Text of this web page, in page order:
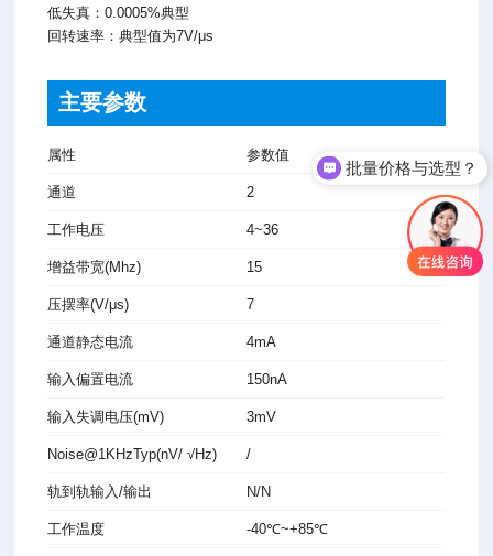
低失真：0.0005%典型
回转速率：典型值为7V/μs
主要参数
属性 参数值
通道 2
工作电压 4~36
增益带宽(Mhz) 15
压摆率(V/μs) 7
通道静态电流 4mA
输入偏置电流 150nA
输入失调电压(mV) 3mV
Noise@1KHzTyp(nV/ √Hz) /
轨到轨输入/输出 N/N
工作温度 -40℃~+85℃
批量价格与选型？